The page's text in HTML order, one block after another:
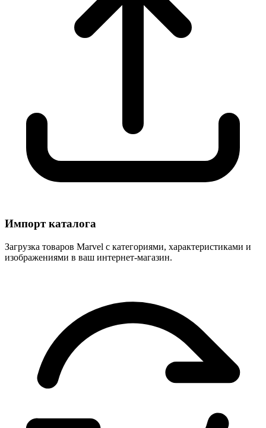
Импорт каталога
Загрузка товаров Marvel с категориями, характеристиками и
изображениями в ваш интернет-магазин.